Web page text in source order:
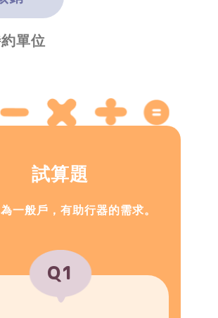
單位
試算題
一般戶，有助行器的需求。
Q1